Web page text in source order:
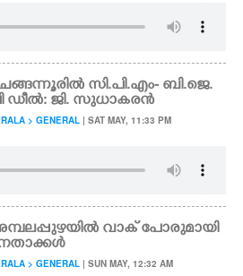
സി.പി.എം- ബി.ജെ.
ഡീൽ: ജി. സുധാകരൻ
> GENERAL | SAT MAY, 11:33 PM
വാക് പോരുമായി
> GENERAL | SUN MAY, 12:32 AM